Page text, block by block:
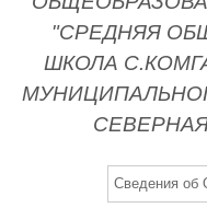
"СРЕДНЯЯ
ШКОЛА